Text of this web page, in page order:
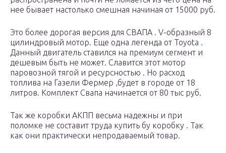
нее бывает настолько смешная начиная от 15000 руб.
Это более дорогая версия для СВАПА . V-образный 8
цилиндровый мотор. Еще одна легенда от Toyota .
Данный двигатель ставился на премиум сегмент и
дешевым быть не может. Славится этот мотор
паровозной тягой и ресурсностью . Но расход
топлива на Газели Фермер ,будет в городе от 18
литров. Комплект Свапа начинается от 80 тыс руб.
Так же коробки АКПП весьма надежны и при
поломке не составит труда купить бу коробку . Так
как они практически непродаваемый товар.